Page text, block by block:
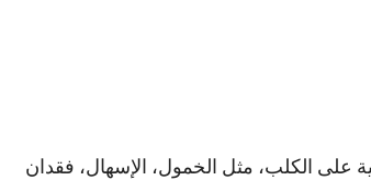
على الكلب، مثل الخمول، الإسهال، فقدان